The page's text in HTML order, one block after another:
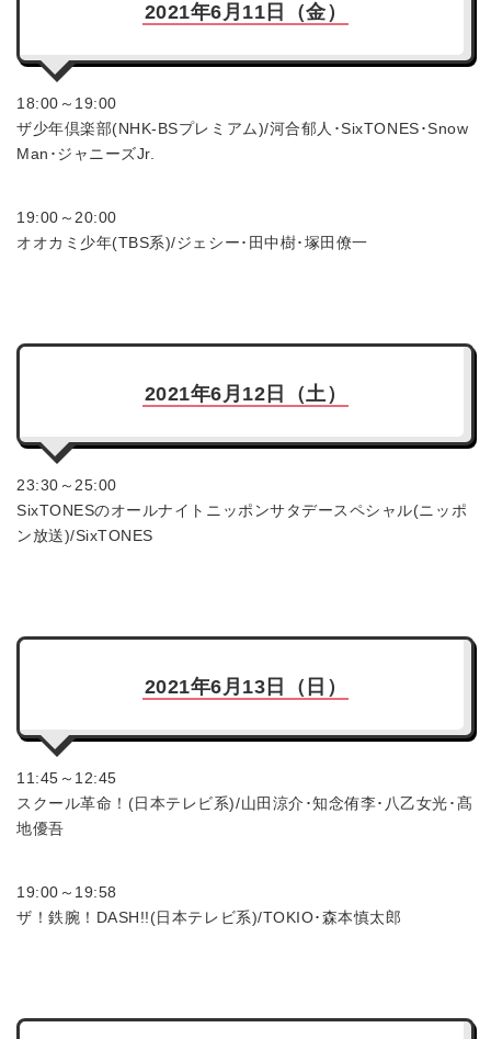
2021年6月11日（金）
18:00～19:00
ザ少年倶楽部(NHK-BSプレミアム)/河合郁人･SixTONES･Snow
Man･ジャニーズJr.
19:00～20:00
オオカミ少年(TBS系)/ジェシー･田中樹･塚田僚一
2021年6月12日（土）
23:30～25:00
SixTONESのオールナイトニッポンサタデースペシャル(ニッポ
ン放送)/SixTONES
2021年6月13日（日）
11:45～12:45
スクール革命！(日本テレビ系)/山田涼介･知念侑李･八乙女光･髙
地優吾
19:00～19:58
ザ！鉄腕！DASH!!(日本テレビ系)/TOKIO･森本慎太郎